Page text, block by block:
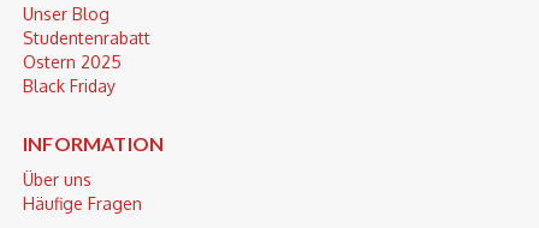
Unser Blog
Studentenrabatt
Ostern 2025
Black Friday
INFORMATION
Über uns
Häufige Fragen